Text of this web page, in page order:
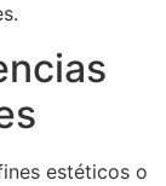
estéticos o